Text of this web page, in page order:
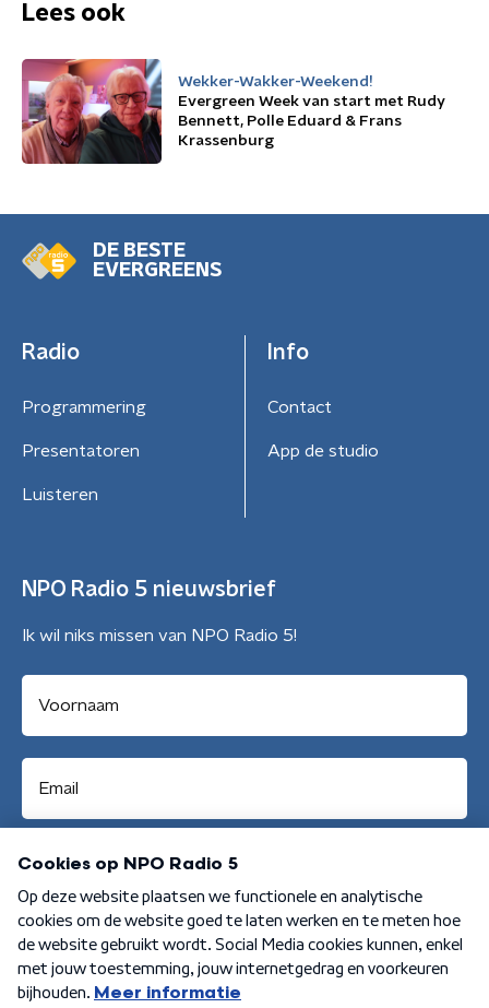
Lees ook
Wekker-Wakker-Weekend!
Evergreen Week van start met Rudy
Bennett, Polle Eduard & Frans
Krassenburg
DE BESTE
EVERGREENS
Radio
Programmering
Presentatoren
Luisteren
Info
Contact
App de studio
NPO Radio 5 nieuwsbrief
Ik wil niks missen van NPO Radio 5!
Aanmelden
Algemene voorwaarden